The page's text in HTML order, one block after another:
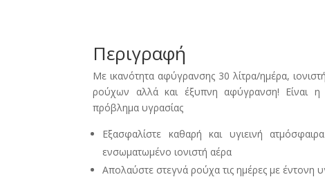
Περιγραφή
Με ικανότητα αφύγρανσης 30 λίτρα/ημέρα,
ρούχων αλλά και έξυπνη αφύγρανση! Είναι
πρόβλημα υγρασίας
Εξασφαλίστε καθαρή και υγιεινή
ενσωματωμένο ιονιστή αέρα
Απολαύστε στεγνά ρούχα τις ημέρες με έντονη